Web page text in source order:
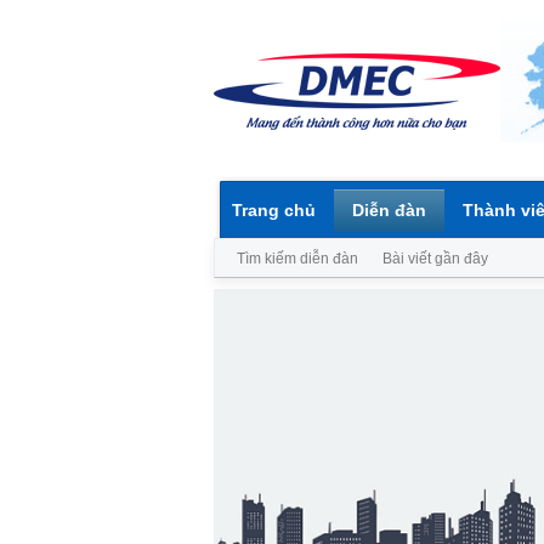
Trang chủ Diễn đàn
Tìm kiếm diễn đàn Bài viết gần đây
Thành